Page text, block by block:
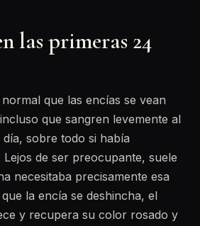
las primeras 24
que las encías se vean
que sangren levemente al
sobre todo si había
de ser preocupante, suele
necesitaba precisamente esa
la encía se deshincha, el
y recupera su color rosado y